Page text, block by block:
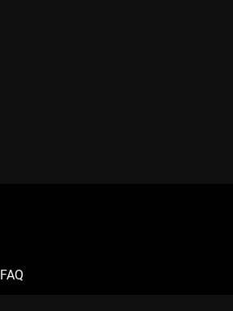
FAQ